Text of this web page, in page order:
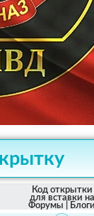
Код открытки
для вставки на
Форумы | Блоги